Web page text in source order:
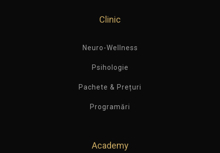
Clinic
Neuro-Wellness
Psihologie
Pachete & Prețuri
Programări
Academy